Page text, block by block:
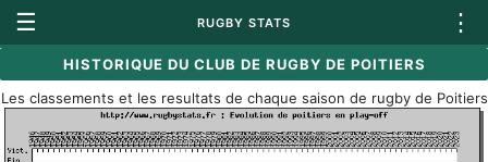
☰ RUGBY STATS ⋮
HISTORIQUE DU CLUB DE RUGBY DE POITIERS
Les classements et les resultats de chaque saison de rugby de Poitiers